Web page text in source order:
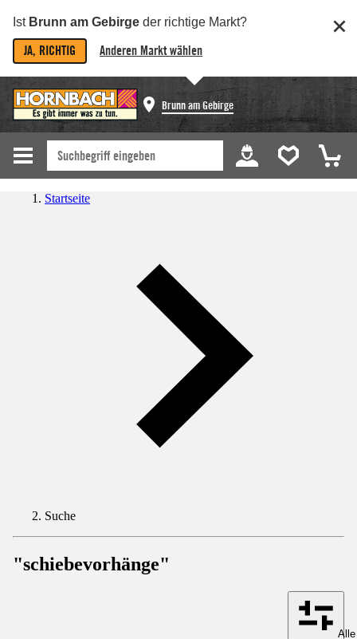
Ist Brunn am Gebirge der richtige Markt?
JA, RICHTIG Anderen Markt wählen
Brunn am Gebirge
Startseite
Suche
"schiebevorhänge"